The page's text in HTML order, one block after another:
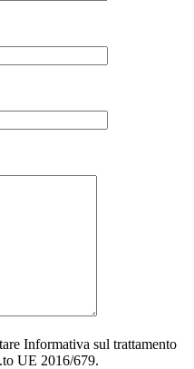
Informativa sul trattamento
UE 2016/679.